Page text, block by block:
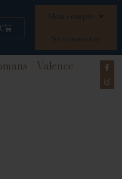
€
Mon compte
Se connecter
- Valence